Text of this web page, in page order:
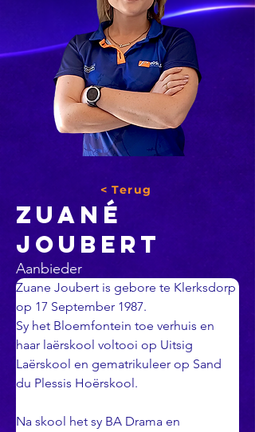
< Terug
zuané
joubert
Aanbieder
Zuane Joubert is gebore te Klerksdorp
op 17 September 1987.
Sy het Bloemfontein toe verhuis en
haar laërskool voltooi op Uitsig
Laërskool en gematrikuleer op Sand
du Plessis Hoërskool.
Na skool het sy BA Drama en